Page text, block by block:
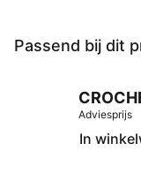
Passend bij dit
Adviesprijs
In